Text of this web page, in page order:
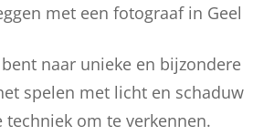
met een fotograaf in Geel
naar unieke en bijzondere
spelen met licht en schaduw
techniek om te verkennen.